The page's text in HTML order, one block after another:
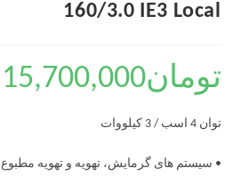
160/3.0 IE3 Local
تومان15,700,000
توان 4 اسب / 3 کیلووات
• سیستم های گرمایش، تهویه و تهویه مطبوع